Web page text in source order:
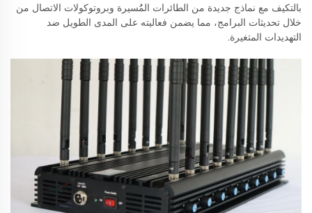
بالتكيف مع نماذج جديدة من الطائرات المُُسيرة وبروتوكولات الاتصال من
خلال تحديثات البرامج، مما يضمن فعاليته على المدى الطويل ضد
التهديدات المتغيرة.